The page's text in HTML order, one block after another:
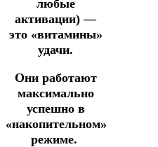
любые
активации) —
это «витамины»
удачи.
Они работают
максимально
успешно в
«накопительном»
режиме.